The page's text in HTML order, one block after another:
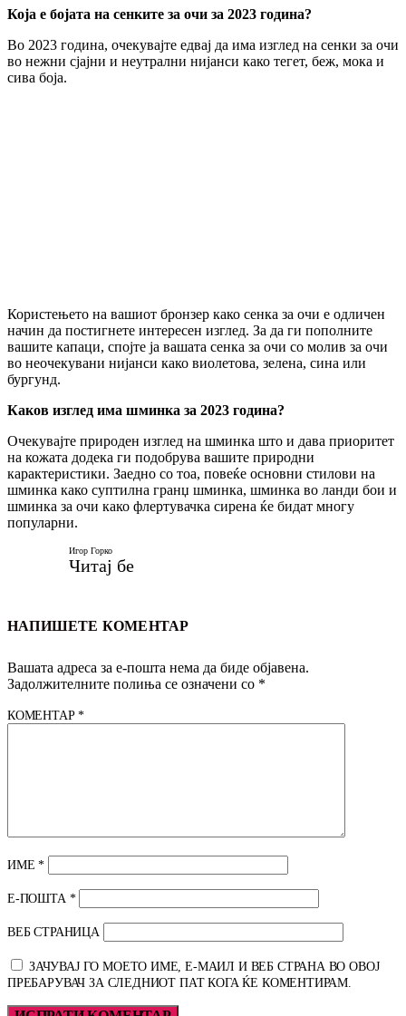
Која е бојата на сенките за очи за 2023 година?
Во 2023 година, очекувајте едвај да има изглед на сенки за очи
во нежни сјајни и неутрални нијанси како тегет, беж, мока и
сива боја.
Користењето на вашиот бронзер како сенка за очи е одличен
начин да постигнете интересен изглед. За да ги пополните
вашите капаци, спојте ја вашата сенка за очи со молив за очи
во неочекувани нијанси како виолетова, зелена, сина или
бургунд.
Каков изглед има шминка за 2023 година?
Очекувајте природен изглед на шминка што и дава приоритет
на кожата додека ги подобрува вашите природни
карактеристики. Заедно со тоа, повеќе основни стилови на
шминка како суптилна гранџ шминка, шминка во ланди бои и
шминка за очи како флертувачка сирена ќе бидат многу
популарни.
Игор Горко
Читај бе
НАПИШЕТЕ КОМЕНТАР
Вашата адреса за е-пошта нема да биде објавена.
Задолжителните полиња се означени со *
КОМЕНТАР*
ИМЕ*
Е-ПОШТА *
ВЕБ СТРАНИЦА
ЗАЧУВАЈ ГО МОЕТО ИМЕ, Е-МАИЛ И ВЕБ СТРАНА ВО ОВОЈ
ПРЕБАРУВАЧ ЗА СЛЕДНИОТ ПАТ КОГА ЌЕ КОМЕНТИРАМ.